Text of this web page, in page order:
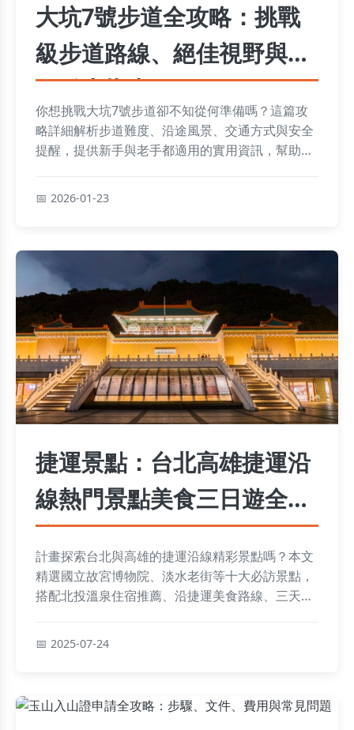
大坑7號步道全攻略：挑戰
級步道路線、絕佳視野與實
用登山指南
你想挑戰大坑7號步道卻不知從何準備嗎？這篇攻
略詳細解析步道難度、沿途風景、交通方式與安全
提醒，提供新手與老手都適用的實用資訊，幫助你
2026-01-23
捷運景點：台北高雄捷運沿
線熱門景點美食三日遊全攻
略
計畫探索台北與高雄的捷運沿線精彩景點嗎？本文
精選國立故宮博物院、淡水老街等十大必訪景點，
搭配北投溫泉住宿推薦、沿捷運美食路線、三天兩
2025-07-24